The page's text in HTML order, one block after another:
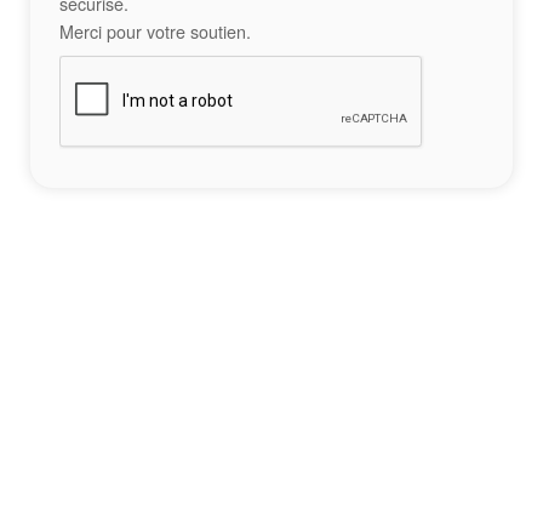
Merci pour votre soutien.